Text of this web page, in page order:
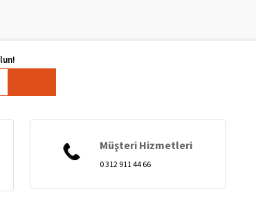
Müşteri Hizmetleri
0 312 911 44 66